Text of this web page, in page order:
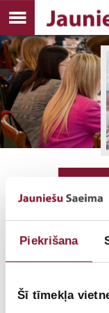
Piekrišana
Šī tīmekļa
165